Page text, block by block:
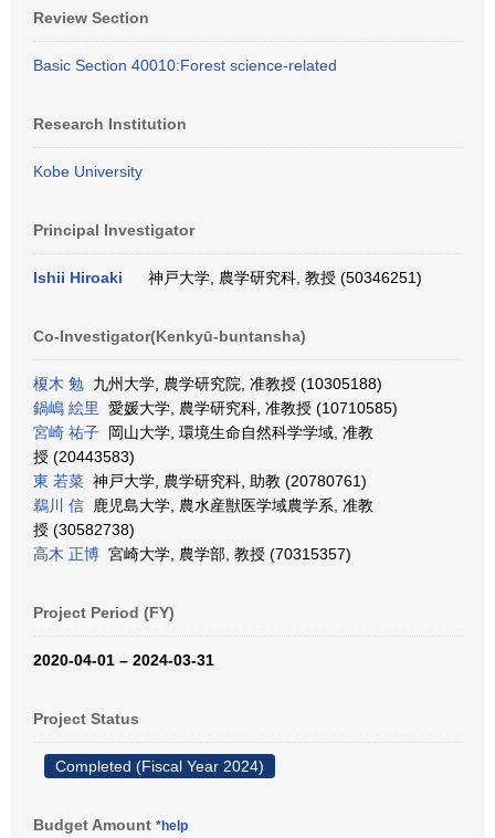
Review Section
Basic Section 40010:Forest science-related
Research Institution
Kobe University
Principal Investigator
Ishii Hiroaki 神戸大学, 農学研究科, 教授 (50346251)
Co-Investigator(Kenkyū-buntansha)
榎木 勉 九州大学, 農学研究院, 准教授 (10305188)
鍋嶋 絵里
愛媛大学, 農学研究科, 准教授 (10710585)
宮崎 祐子 岡山大学, 環境生命自然科学学域, 准教
授 (20443583)
東 若菜 神戸大学, 農学研究科, 助教 (20780761)
鵜川 信 鹿児島大学, 農水産獣医学域農学系, 准教
授 (30582738)
高木 正博 宮崎大学, 農学部, 教授 (70315357)
Project Period (FY)
2020-04-01 – 2024-03-31
Project Status
Completed (Fiscal Year 2024)
Budget Amount *help